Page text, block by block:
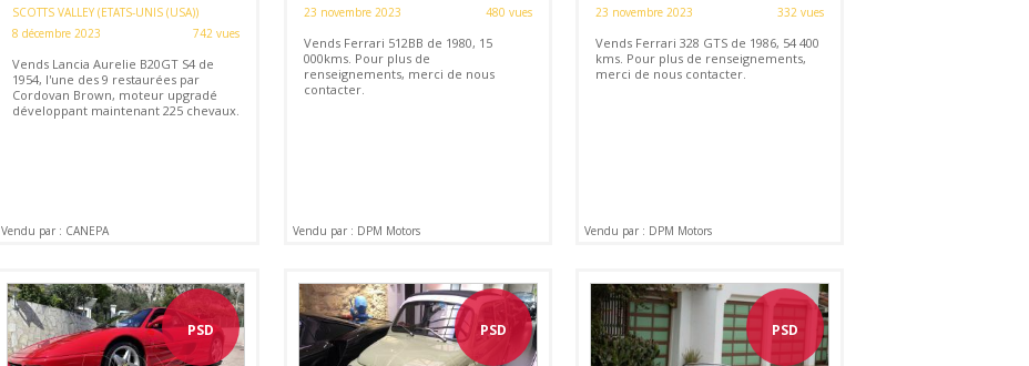
SCOTTS VALLEY (ETATS-UNIS (USA))
8 décembre 2023
742 vues
Vends Lancia Aurelie B20GT S4 de
1954, l'une des 9 restaurées par
Cordovan Brown, moteur upgradé
développant maintenant 225 chevaux.
Vendu par : CANEPA
23 novembre 2023
480 vues
Vends Ferrari 512BB de 1980, 15
000kms. Pour plus de
renseignements, merci de nous
contacter.
Vendu par : DPM Motors
23 novembre 2023
332 vues
Vends Ferrari 328 GTS de 1986, 54 400
kms. Pour plus de renseignements,
merci de nous contacter.
Vendu par : DPM Motors
PSD PSD PSD